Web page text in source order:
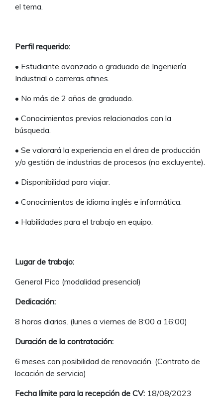
el tema.
Perfil requerido:
• Estudiante avanzado o graduado de Ingeniería
Industrial o carreras afines.
• No más de 2 años de graduado.
• Conocimientos previos relacionados con la
búsqueda.
• Se valorará la experiencia en el área de producción
y/o gestión de industrias de procesos (no excluyente).
• Disponibilidad para viajar.
• Conocimientos de idioma inglés e informática.
• Habilidades para el trabajo en equipo.
Lugar de trabajo:
General Pico (modalidad presencial)
Dedicación:
8 horas diarias. (lunes a viernes de 8:00 a 16:00)
Duración de la contratación:
6 meses con posibilidad de renovación. (Contrato de
locación de servicio)
Fecha límite para la recepción de CV: 18/08/2023